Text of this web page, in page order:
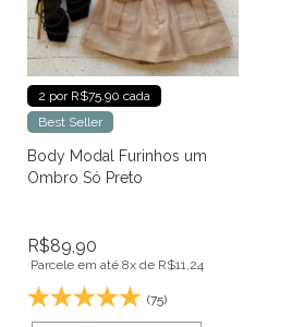
2 por R$75.90 cada
Best Seller
Body Modal Furinhos um
Ombro Só Preto
R$89,90
Parcele em até 8x de R$11,24
(75)